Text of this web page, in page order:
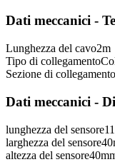
Dati meccanici -
Lunghezza del cavo2m
Tipo di collegamento
Sezione di
Dati meccanici -
lunghezza del sensore
larghezza del sensore40
altezza del sensore40